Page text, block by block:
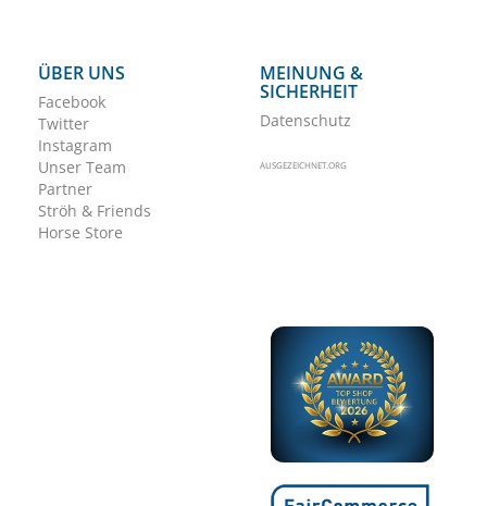
ÜBER UNS
Facebook
Twitter
Instagram
Unser Team
Partner
Ströh & Friends
Horse Store
MEINUNG &
SICHERHEIT
Datenschutz
AUSGEZEICHNET.ORG